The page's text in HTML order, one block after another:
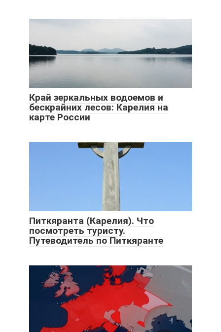
Край зеркальных водоемов и
бескрайних лесов: Карелия на
карте России
Питкяранта (Карелия). Что
посмотреть туристу.
Путеводитель по Питкяранте